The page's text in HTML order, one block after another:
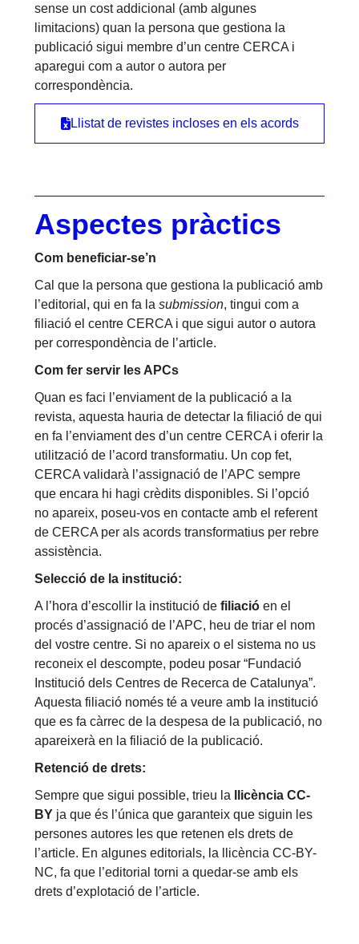
sense un cost addicional (amb algunes
limitacions) quan la persona que gestiona la
publicació sigui membre d’un centre CERCA i
aparegui com a autor o autora per
correspondència.
Llistat de revistes incloses en els acords
Aspectes pràctics
Com beneficiar-se’n
Cal que la persona que gestiona la publicació amb
l’editorial, qui en fa lasubmission, tingui com a
filiació el centre CERCA i que sigui autor o autora
per correspondència de l’article.
Com fer servir les APCs
Quan es faci l’enviament de la publicació a la
revista, aquesta hauria de detectar la filiació de qui
en fa l’enviament des d’un centre CERCA i oferir la
utilització de l’acord transformatiu. Un cop fet,
CERCA validarà l’assignació de l’APC sempre
que encara hi hagi crèdits disponibles. Si l’opció
no apareix, poseu-vos en contacte amb el referent
de CERCA per als acords transformatius per rebre
assistència.
Selecció de la institució:
A l’hora d’escollir la institució defiliació en el
procés d’assignació de l’APC, heu de triar el nom
del vostre centre. Si no apareix o el sistema no us
reconeix el descompte, podeu posar “Fundació
Institució dels Centres de Recerca de Catalunya”.
Aquesta filiació només té a veure amb la institució
que es fa càrrec de la despesa de la publicació, no
apareixerà en la filiació de la publicació.
Retenció de drets:
Sempre que sigui possible, trieu la
llicència CC-
BY ja que és l’única que garanteix que siguin les
persones autores les que retenen els drets de
l’article. En algunes editorials, la llicència CC-BY-
NC, fa que l’editorial torni a quedar-se amb els
drets d’explotació de l’article.